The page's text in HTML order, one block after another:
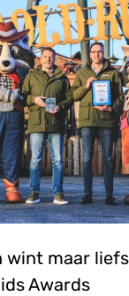
wint maar
Awards